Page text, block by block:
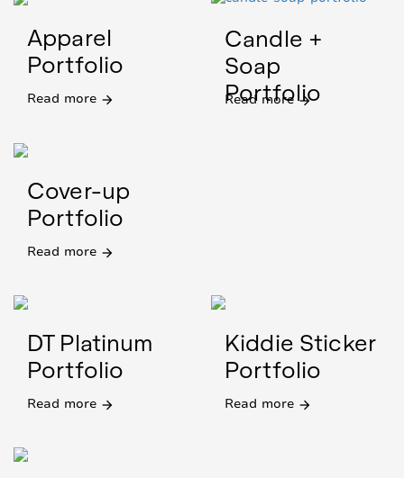
Apparel
Portfolio
Read more arrow_forward
Candle +
Soap
Portfolio
Read more arrow_forward
Cover-up
Portfolio
Read more arrow_forward
DT Platinum
Portfolio
Read more arrow_forward
Kiddie Sticker
Portfolio
Read more arrow_forward